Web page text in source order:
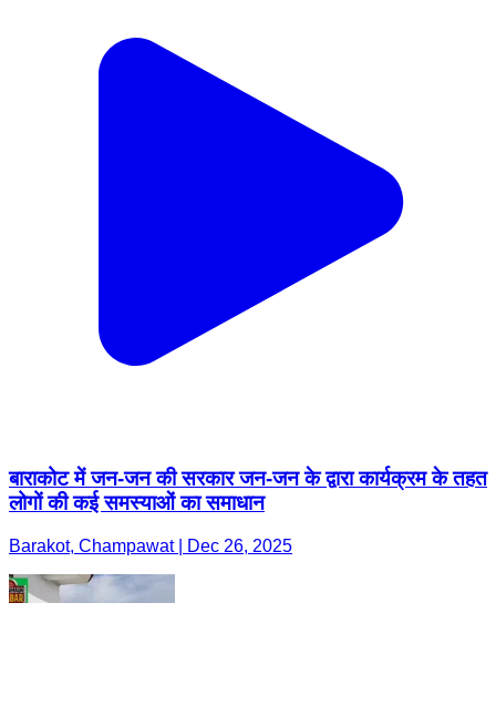
बाराकोट में जन-जन की सरकार जन-जन के द्वारा कार्यक्रम के तहत
लोगों की कई समस्याओं का समाधान
Barakot, Champawat | Dec 26, 2025